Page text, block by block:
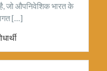
जो औपनिवेशिक भारत के
[…]